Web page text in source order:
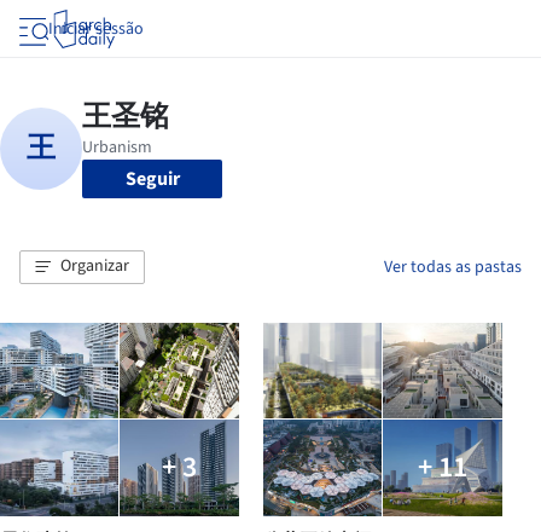
Iniciar sessão
Seguir
Organizar Ver todas as pastas
+ 3 + 11